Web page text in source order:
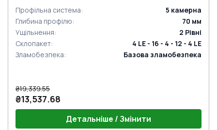
Профільна система: 5 камерна
Глибина профілю: 70 мм
Ущільнення: 2 Рівні
Склопакет:
4 LE - 16 - 4 - 12 - 4 LE
Зламобезпека: Базова зламобезпека
₴19,339.55
₴13,537.68
Детальніше / Змінити